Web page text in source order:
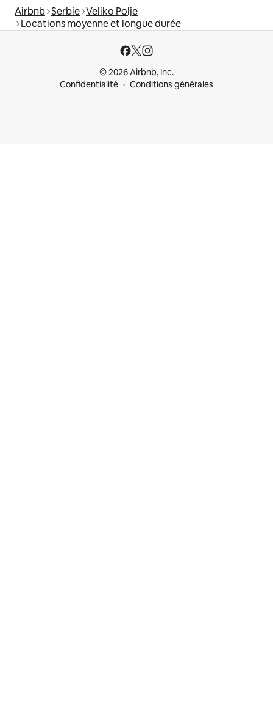
Airbnb Serbie Veliko Polje
Locations moyenne et longue durée
© 2026 Airbnb, Inc.
Confidentialité
Conditions générales